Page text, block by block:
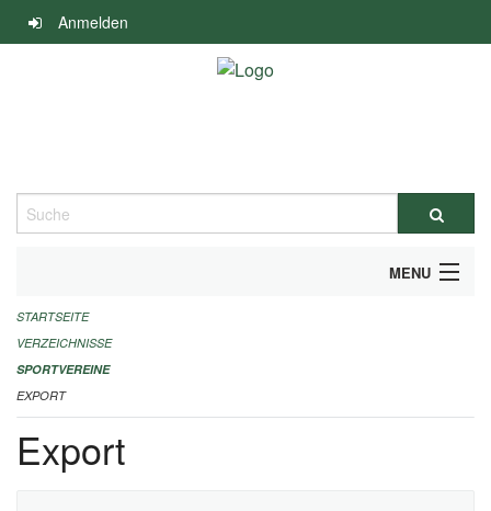
Navigation
überspringen
Anmelden
Suche
MENU
ALLGEMEINE INFORMATIONEN
FINANZIELLE UNTERSTÜTZUNG BENÖTIGT?
KONTAKT
STARTSEITE
VERZEICHNISSE
SPORTVEREINE
EXPORT
Export